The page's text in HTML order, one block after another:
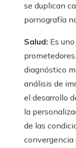
se duplican
pornografía
Salud: Es
diagnóstico
análisis de
el desarrollo
la
de las
convergencia